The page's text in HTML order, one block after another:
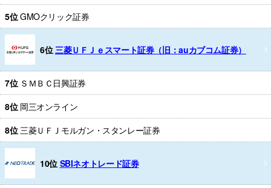
5位GMOクリック証券
6位三菱ＵＦＪｅスマート証券（旧：auカブコム証券）
7位 ＳＭＢＣ日興証券
8位 岡三オンライン
8位三菱ＵＦＪモルガン・スタンレー証券
10位 SBIネオトレード証券